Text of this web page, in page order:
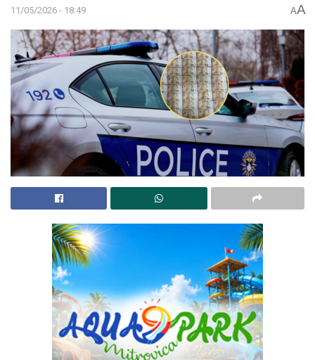
11/05/2026 - 18:49 AA